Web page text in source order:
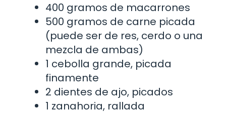
400 gramos de macarrones
500 gramos de carne picada
(puede ser de res, cerdo o una
mezcla de ambas)
1 cebolla grande, picada
finamente
2 dientes de ajo, picados
1 zanahoria, rallada